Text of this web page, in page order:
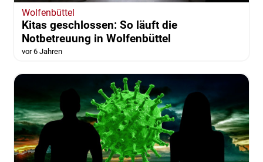
Wolfenbüttel
Kitas geschlossen: So läuft die
Notbetreuung in Wolfenbüttel
vor 6 Jahren